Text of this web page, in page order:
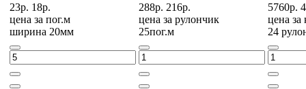
23р. 18р.
цена за пог.м
ширина 20мм
288р. 216р.
цена за рулончик
25пог.м
5760р.
цена за
24